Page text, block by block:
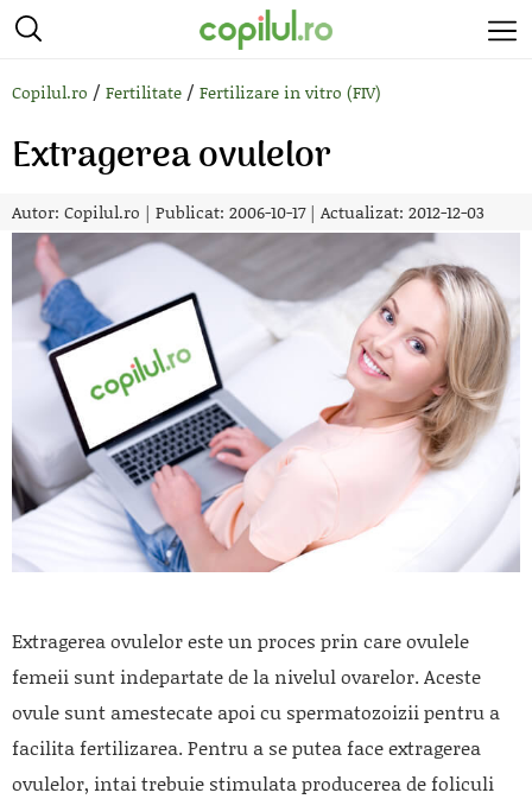
Copilul.ro / Fertilitate / Fertilizare in vitro (FIV)
Extragerea ovulelor
Autor: Copilul.ro | Publicat: 2006-10-17| Actualizat: 2012-12-03
Extragerea ovulelor este un proces prin care ovulele
femeii sunt indepartate de la nivelul ovarelor. Aceste
ovule sunt amestecate apoi cu spermatozoizii pentru a
facilita fertilizarea. Pentru a se putea face extragerea
ovulelor, intai trebuie stimulata producerea de foliculi